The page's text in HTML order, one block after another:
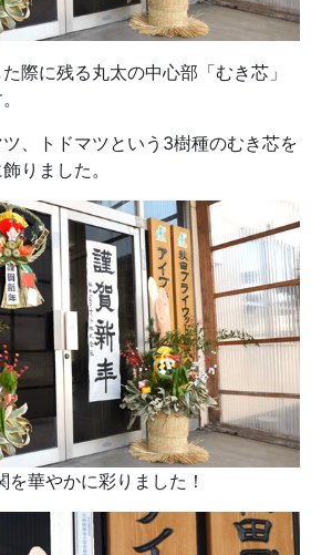
際に残る丸太の中心部「むき芯」
、トドマツという3樹種のむき芯を
りました。
を華やかに彩りました！